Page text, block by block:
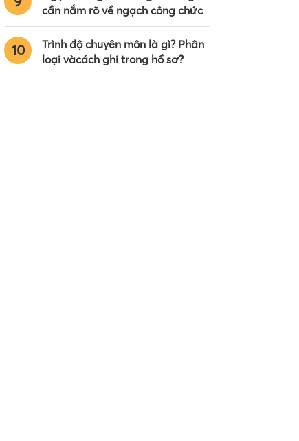
cần nắm rõ về ngạch công chức
10
Trình độ chuyên môn là gì? Phân
loại vàcách ghi trong hồ sơ?